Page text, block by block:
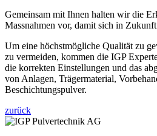
Gemeinsam mit Ihnen halten wir die
Massnahmen vor, damit sich in Zukunft
Um eine höchstmögliche Qualität zu
zu vermeiden, kommen die IGP
die korrekten Einstellungen und das
von Anlagen, Trägermaterial,
Beschichtungspulver.
zurück